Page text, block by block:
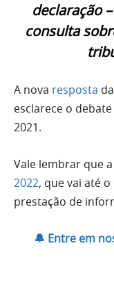
declaração
consulta
A nova resposta
esclarece o
2021.
Vale lembrar que
2022, que vai até
prestação de
🔔 Entre em